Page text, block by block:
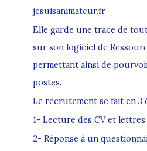
jesuisanimateur.fr
Elle garde une trace de
sur son logiciel de
permettant ainsi de
postes.
Le recrutement se fait en 3
1- Lecture des CV et
2- Réponse à un